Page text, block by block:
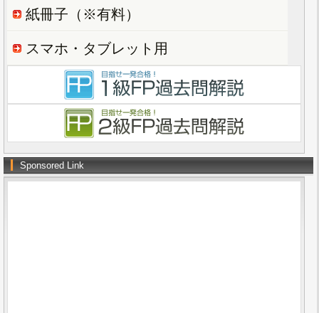
紙冊子（※有料）
スマホ・タブレット用
Sponsored Link